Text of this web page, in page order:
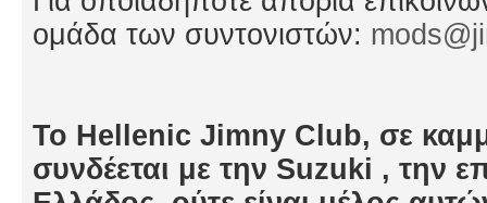
ομάδα των συντονιστών:
Το Hellenic Jimny Club, σε
συνδέεται με την Suzuki , την